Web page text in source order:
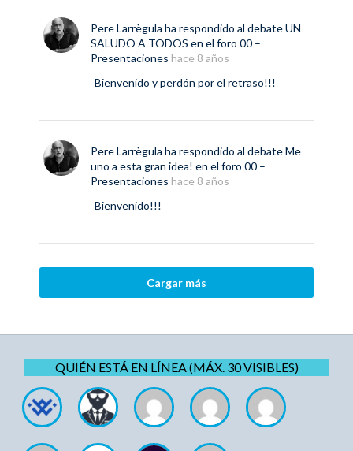
Pere Larrègula ha respondido al debateUN
SALUDO A TODOS en el foro 00 –
Presentaciones hace 8 años
Bienvenido y perdón por el retraso!!!
Pere Larrègula ha respondido al debateMe
uno a esta gran idea! en el foro 00 –
Presentaciones hace 8 años
Bienvenido!!!
Cargar más
QUIÉN ESTÁ EN LÍNEA (MÁX. 30 VISIBLES)